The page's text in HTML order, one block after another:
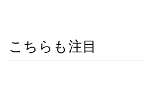
こちらも注目